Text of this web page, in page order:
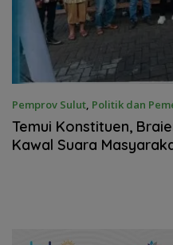
Pemprov Sulut, Politik dan
Temui Konstituen,
Kawal Suara